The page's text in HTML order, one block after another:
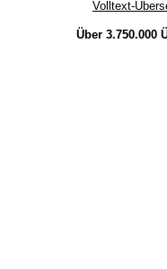
Volltext-
Über 3.750.000